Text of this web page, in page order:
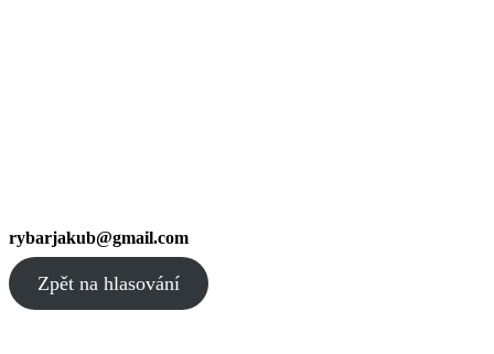
rybarjakub@gmail.com
Zpět na hlasování